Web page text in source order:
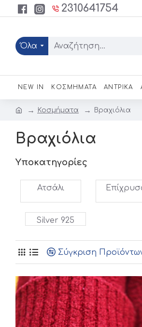
2310641754
Όλα
NEW IN ΚΟΣΜΗΜΑΤΑ ΑΝΤΡΙΚΑ
Κοσμήματα Βραχιόλια
Βραχιόλια
Υποκατηγορίες
Ατσάλι
Silver 925
Σύγκριση